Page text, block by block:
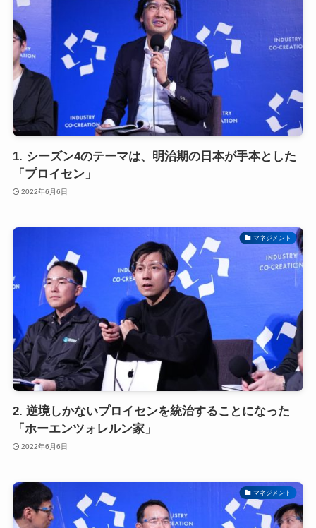
1. シーズン4のテーマは、明治期の日本が手本とした
「プロイセン」
2022年6月6日
マネジメント
2. 逆境しかないプロイセンを統治することになった
「ホーエンツォレルン家」
2022年6月6日
マネジメント